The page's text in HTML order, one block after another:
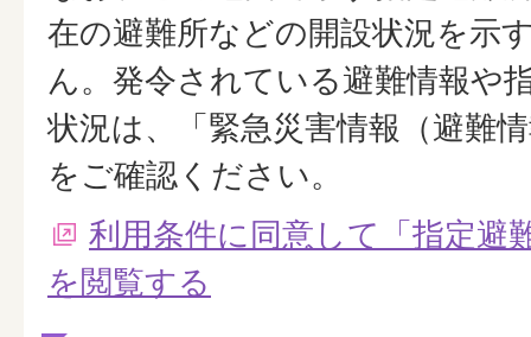
在の避難所などの開設状況を示
ん。発令されている避難情報や
状況は、「緊急災害情報（避難
をご確認ください。
利用条件に同意して「指定避
を閲覧する